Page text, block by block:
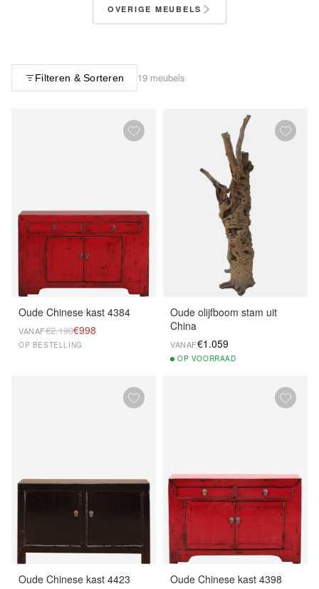
OVERIGE MEUBELS
Filteren & Sorteren 19 meubels
Oude Chinese kast 4384
VANAF€2.190€998
OP BESTELLING
Oude olijfboom stam uit
China
VANAF€1.059
OP VOORRAAD
Oude Chinese kast 4423 Oude Chinese kast 4398